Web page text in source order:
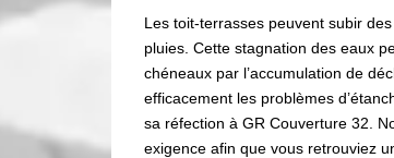
Les toit-terrasses peuvent subir
pluies. Cette stagnation des eaux
chéneaux par l’accumulation de
efficacement les problèmes
sa réfection à GR Couverture 32.
exigence afin que vous retrouviez